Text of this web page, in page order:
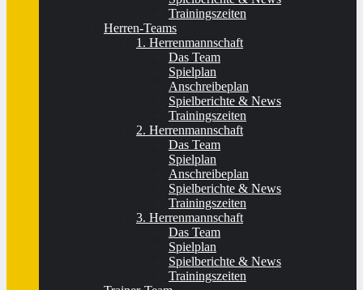
Trainingszeiten
Herren-Teams
1. Herrenmannschaft
Das Team
Spielplan
Anschreibeplan
Spielberichte & News
Trainingszeiten
2. Herrenmannschaft
Das Team
Spielplan
Anschreibeplan
Spielberichte & News
Trainingszeiten
3. Herrenmannschaft
Das Team
Spielplan
Spielberichte & News
Trainingszeiten